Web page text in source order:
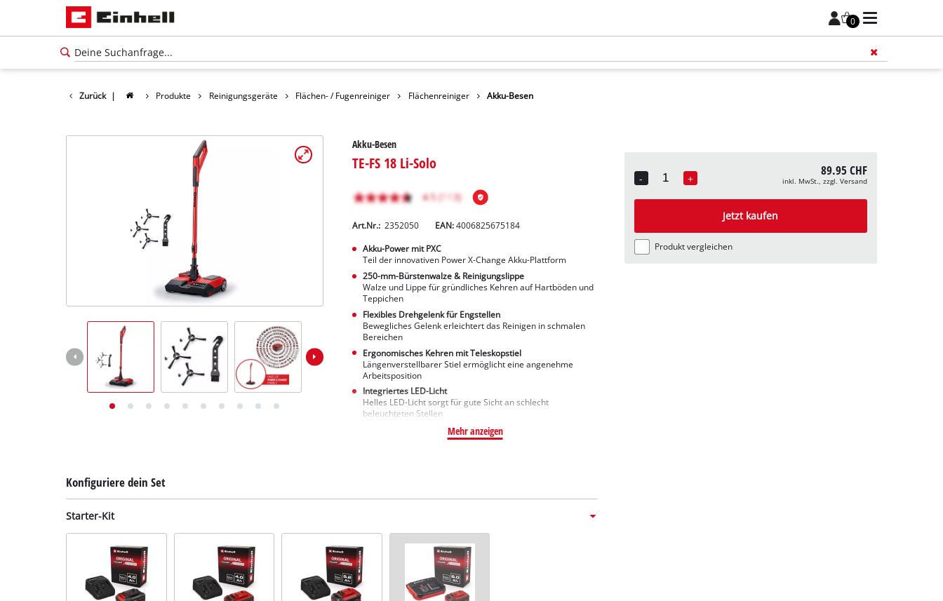
0
Zurück | Produkte Reinigungsgeräte Flächen- / Fugenreiniger Flächenreiniger Akku-Besen
Akku-Besen
TE-FS 18 Li-Solo
Art.Nr.: 2352050 EAN:4006825675184
Akku-Power mit PXC
Teil der innovativen Power X-Change Akku-Plattform
250-mm-Bürstenwalze & Reinigungslippe
Walze und Lippe für gründliches Kehren auf Hartböden und
Teppichen
Flexibles Drehgelenk für Engstellen
Bewegliches Gelenk erleichtert das Reinigen in schmalen
Bereichen
Ergonomisches Kehren mit Teleskopstiel
Längenverstellbarer Stiel ermöglicht eine angenehme
Arbeitsposition
Integriertes LED-Licht
Helles LED-Licht sorgt für gute Sicht an schlecht
beleuchteten Stellen
Mehr anzeigen
Konfiguriere dein Set
Starter-Kit
-
Quantity
+ 89.95 CHF
inkl. MwSt., zzgl. Versand
Jetzt kaufen
Produkt vergleichen